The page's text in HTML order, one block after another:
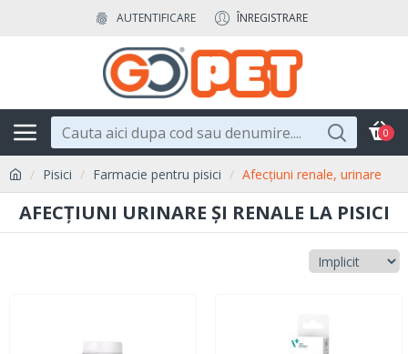
AUTENTIFICARE ÎNREGISTRARE
0
Pisici Farmacie pentru pisici Afecțiuni renale, urinare
AFECȚIUNI URINARE ȘI RENALE LA PISICI